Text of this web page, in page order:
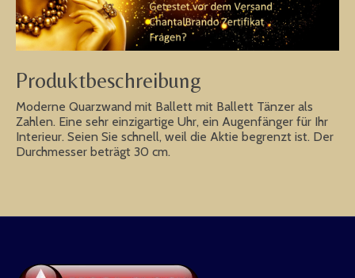
Produktbeschreibung
Moderne Quarzwand mit Ballett mit Ballett Tänzer als
Zahlen. Eine sehr einzigartige Uhr, ein Augenfänger für Ihr
Interieur. Seien Sie schnell, weil die Aktie begrenzt ist. Der
Durchmesser beträgt 30 cm.